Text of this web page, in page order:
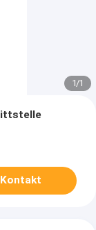
1/1
Kontakt